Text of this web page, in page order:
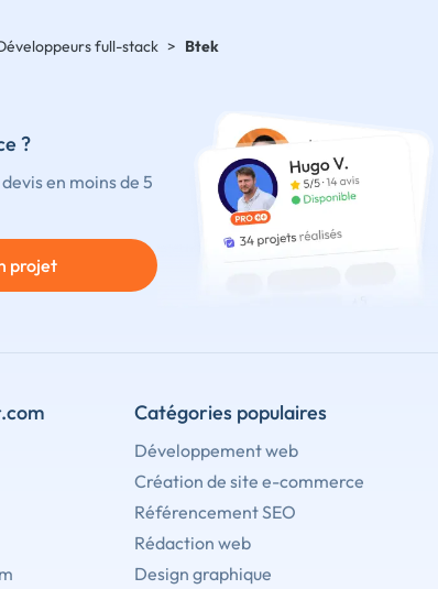
full-stack > Btek
?
en moins de 5
projet
Catégories populaires
Développement web
Création de site e-commerce
Référencement SEO
Rédaction web
Design graphique